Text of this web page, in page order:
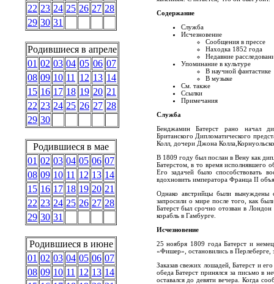
22 23 24 25 26 27 28
29 30 31
Родившиеся в апреле
01 02 03 04 05 06 07
08 09 10 11 12 13 14
15 16 17 18 19 20 21
22 23 24 25 26 27 28
29 30
Родившиеся в мае
01 02 03 04 05 06 07
08 09 10 11 12 13 14
15 16 17 18 19 20 21
22 23 24 25 26 27 28
29 30 31
Родившиеся в июне
01 02 03 04 05 06 07
08 09 10 11 12 13 14
Содержание
Служба
Исчезновение
Сообщения в прессе
Находка 1852 года
Недавние
Упоминание в культуре
В научной фантастике
В музыке
См. также
Ссылки
Примечания
Служба
Бенджамин Батерст рано начал
Британского Дипломатического
Колл, дочери Джона
В 1809 году был послан в Вену как
Батерстом, в то время исполнявшего
Его задачей было способствовать
вдохновить императора Франца II
Однако австрийцы были вынуждены
запросили о мире после того, как
Батерст был срочно отозван в
корабль в Гамбурге.
Исчезновение
25 ноября 1809 года Батерст и
«Фишер», остановились в Перлеберге,
Заказав свежих лошадей, Батерст и
обеда Батерст принялся за письмо в
оставался до девяти вечера. Когда